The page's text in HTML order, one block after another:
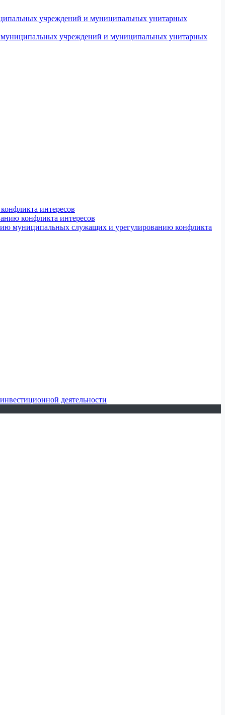
учреждений и муниципальных унитарных
муниципальных учреждений и муниципальных унитарных
интересов
конфликта интересов
муниципальных служащих и урегулированию конфликта
деятельности